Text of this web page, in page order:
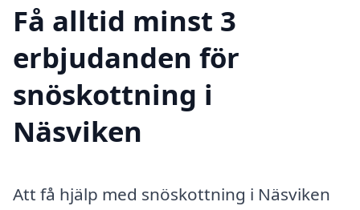
Få alltid minst 3
erbjudanden för
snöskottning i
Näsviken
Att få hjälp med snöskottning i Näsviken